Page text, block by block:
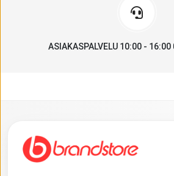
ASIAKASPALVELU 10:00 -